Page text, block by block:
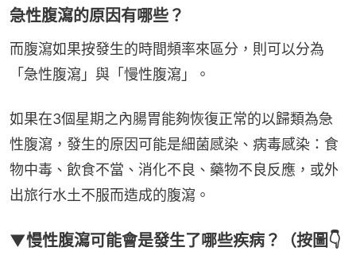
急性腹瀉的原因有哪些？
而腹瀉如果按發生的時間頻率來區分，則可以分為
「急性腹瀉」與「慢性腹瀉」。
如果在3個星期之內腸胃能夠恢復正常的以歸類為急
性腹瀉，發生的原因可能是細菌感染、病毒感染：食
物中毒、飲食不當、消化不良、藥物不良反應，或外
出旅行水土不服而造成的腹瀉。
▼慢性腹瀉可能會是發生了哪些疾病？（按圖👇